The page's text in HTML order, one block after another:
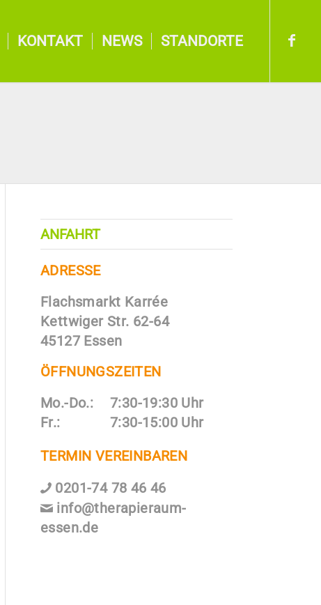
KONTAKT NEWS STANDORTE
ANFAHRT
ADRESSE
Flachsmarkt Karrée
Kettwiger Str. 62-64
45127 Essen
ÖFFNUNGSZEITEN
Mo.-Do.:
7:30-19:30 Uhr
Fr.:
7:30-15:00 Uhr
TERMIN VEREINBAREN
0201-74 78 46 46
info@therapieraum-
essen.de